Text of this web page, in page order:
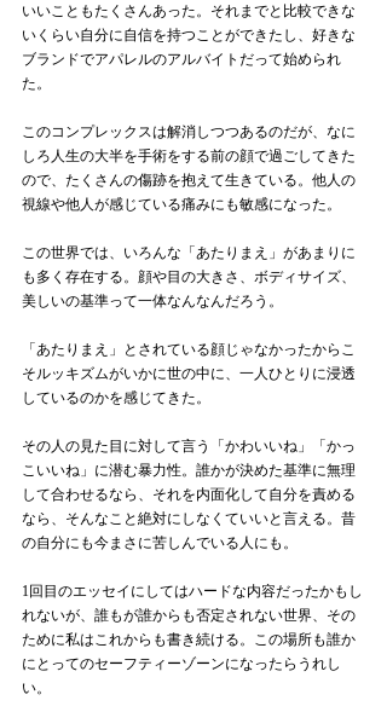
いいこともたくさんあった。それまでと比較できな
いくらい自分に自信を持つことができたし、好きな
ブランドでアパレルのアルバイトだって始められ
た。
このコンプレックスは解消しつつあるのだが、なに
しろ人生の大半を手術をする前の顔で過ごしてきた
ので、たくさんの傷跡を抱えて生きている。他人の
視線や他人が感じている痛みにも敏感になった。
この世界では、いろんな「あたりまえ」があまりに
も多く存在する。顔や目の大きさ、ボディサイズ、
美しいの基準って一体なんなんだろう。
「あたりまえ」とされている顔じゃなかったからこ
そルッキズムがいかに世の中に、一人ひとりに浸透
しているのかを感じてきた。
その人の見た目に対して言う「かわいいね」「かっ
こいいね」に潜む暴力性。誰かが決めた基準に無理
して合わせるなら、それを内面化して自分を責める
なら、そんなこと絶対にしなくていいと言える。昔
の自分にも今まさに苦しんでいる人にも。
1回目のエッセイにしてはハードな内容だったかもし
れないが、誰もが誰からも否定されない世界、その
ために私はこれからも書き続ける。この場所も誰か
にとってのセーフティーゾーンになったらうれし
い。